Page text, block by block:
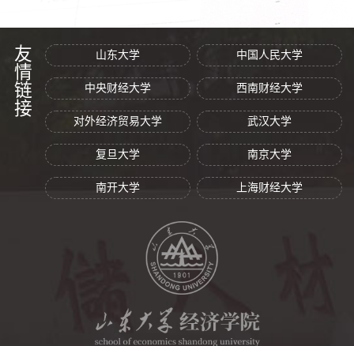
友情链接 山东大学 中国人民大学
中央财经大学 西南财经大学
对外经济贸易大学 武汉大学
复旦大学 南京大学
南开大学 上海财经大学